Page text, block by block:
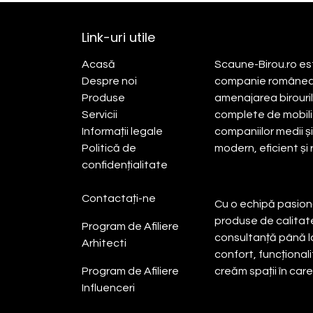
Link-uri utile
Acasă​
Despre noi
Produse
Servicii
Informații legale
Politică de
confidențialitate
Contactați-ne
Program de Afiliere
Arhitecti
Program de Afiliere
Influenceri
Scaune-Birou.ro
companie
amenajarea
complete de
companiilor medii
modern, eficient și
Cu o echipă
produse de
consultanță până
confort,
creăm spații în